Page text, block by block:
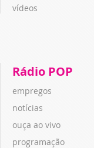
vídeos
Rádio POP
empregos
notícias
ouça ao vivo
programação